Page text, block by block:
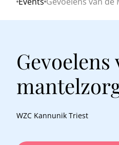
Home
Gevoelens
WZC Kannunik Triest